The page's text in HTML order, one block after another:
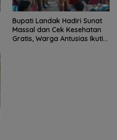
Bupati Landak Hadiri Sunat
Massal dan Cek Kesehatan
Gratis, Warga Antusias Ikuti